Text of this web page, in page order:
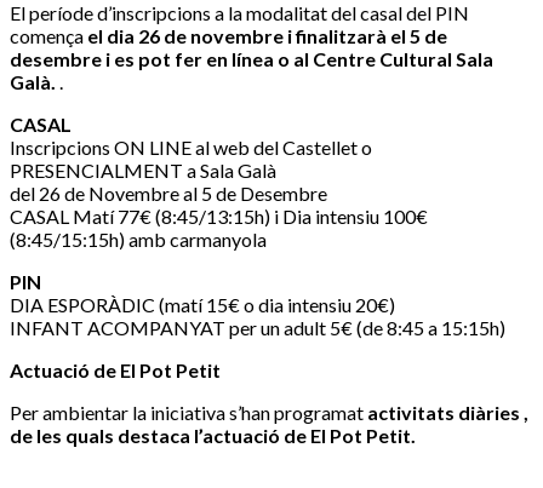
El període d’inscripcions a la modalitat del casal del PIN
comença el dia 26 de novembre i finalitzarà el 5 de
desembre i es pot fer en línea o al Centre Cultural Sala
Galà. .
CASAL
Inscripcions ON LINE al web del Castellet o
PRESENCIALMENT a Sala Galà
del 26 de Novembre al 5 de Desembre
CASAL Matí 77€ (8:45/13:15h) i Dia intensiu 100€
(8:45/15:15h) amb carmanyola
PIN
DIA ESPORÀDIC (matí 15€ o dia intensiu 20€)
INFANT ACOMPANYAT per un adult 5€ (de 8:45 a 15:15h)
Actuació de El Pot Petit
Per ambientar la iniciativa s’han programat activitats diàries ,
de les quals destaca l’actuació de El Pot Petit.